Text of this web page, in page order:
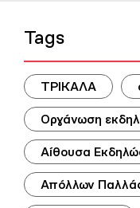
Tags
ΤΡΙΚΑΛΑ
Οργάνωση
Αίθουσα
Απόλλων